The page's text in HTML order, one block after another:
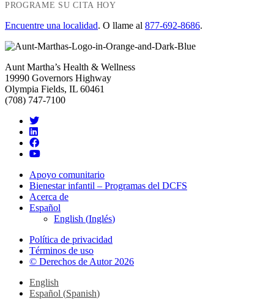
PROGRAME SU CITA HOY
Encuentre una localidad. O llame al 877-692-8686.
Aunt Martha’s Health & Wellness
19990 Governors Highway
Olympia Fields, IL 60461
(708) 747-7100
Apoyo comunitario
Bienestar infantil – Programas del DCFS
Acerca de
Español
English (Inglés)
Política de privacidad
Términos de uso
© Derechos de Autor 2026
English
Español (Spanish)